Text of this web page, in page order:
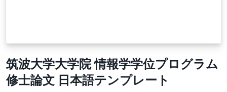
筑波大学大学院 情報学学位プログラム
修士論文 日本語テンプレート